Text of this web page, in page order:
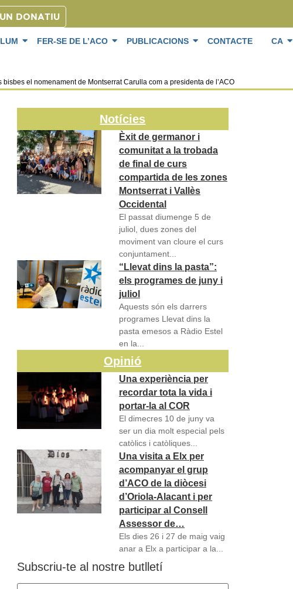
DONATIU
FER-SE DE L’ACO PUBLICACIONS CONTACTE CA
bisbes el nomenament de Montserrat Carulla com a presidenta de l’ACO
Notícies
Èxit de germanor i
comunitat a la trobada
de final de curs
compartida de les zones
Montserrat i Vallès
Occidental
El passat diumenge 5 de
juliol, dues zones del
moviment van cloure el curs
conjuntament...
“Llevat dins la pasta”:
els programes de juny i
juliol
Aquests són els darrers
programes Llevat dins la
pasta emesos a Ràdio Estel
en la...
Opinió
Una experiència per
recordar tota la vida i
portar-la al COR
El dimecres 10 de juny va
ser un dia molt especial pels
catòlics i catòliques...
Una visita a Elx per
acompanyar el grup
d’ACO de la diòcesi
d’Oriola-Alacant i per
participar al Consell
Assessor de…
Els dies 26 i 27 de maig vaig
anar a Elx a participar a la...
Subscriu-te al nostre butlletí